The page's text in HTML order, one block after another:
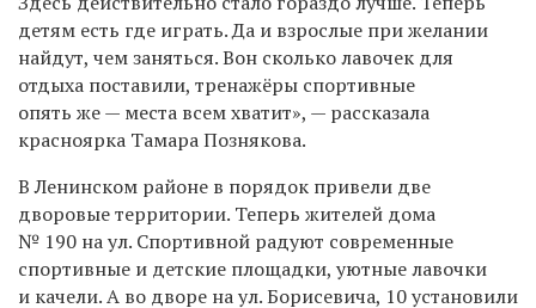
детям есть где играть. Да и взрослые при желании
найдут, чем заняться. Вон сколько лавочек для
отдыха поставили, тренажёры спортивные
опять же — места всем хватит», — рассказала
красноярка Тамара Познякова.
В Ленинском районе в порядок привели две
дворовые территории. Теперь жителей дома
№ 190 на ул. Спортивной радуют современные
спортивные и детские площадки, уютные лавочки
и качели. А во дворе на ул. Борисевича, 10 установили